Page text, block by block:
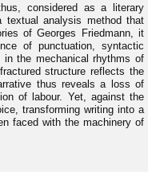
considered as a literary
textual analysis method that
of Georges Friedmann, it
of punctuation, syntactic
in the mechanical rhythms of
structure reflects the
thus reveals a loss of
of labour. Yet, against the
transforming writing into a
faced with the machinery of